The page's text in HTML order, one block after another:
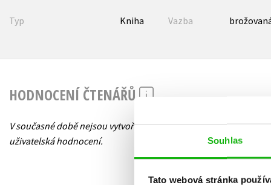
Souhlas
Tato webová stránka
Typ Kniha Vazba
HODNOCENÍ ČTENÁŘŮ
V současné době nejsou vytvořena žádná
uživatelská hodnocení.